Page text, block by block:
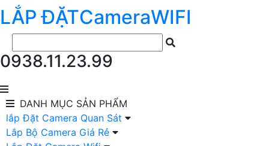
LẮP ĐẶTCameraWIFI
0938.11.23.99
DANH MỤC SẢN PHẨM
lắp Đặt Camera Quan Sát
Lắp Bộ Camera Giá Rẻ